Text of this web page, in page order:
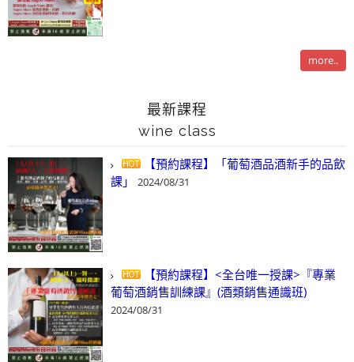
more..
最新課程
wine class
【預約課程】「葡萄酒品酒新手的品飲
課」
2024/08/31
【預約課程】<全台唯一授課>『專業
葡萄酒銷售訓練課』(酒類銷售通識班)
2024/08/31